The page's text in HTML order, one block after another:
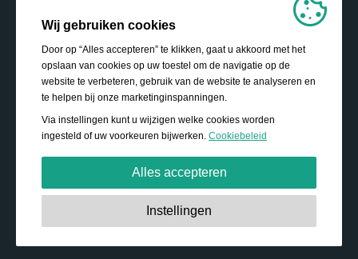
Wij gebruiken cookies
Door op “Alles accepteren” te klikken, gaat u akkoord met het
opslaan van cookies op uw toestel om de navigatie op de
website te verbeteren, gebruik van de website te analyseren en
te helpen bij onze marketinginspanningen.
Via instellingen kunt u wijzigen welke cookies worden
ingesteld of uw voorkeuren bijwerken. Cookiebeleid
Alles accepteren
Strikt noodzakelijk:Deze cookies zijn essentieel om
basisfunctionaliteit mogelijk te maken, zoals navigatie, het
Instellingen